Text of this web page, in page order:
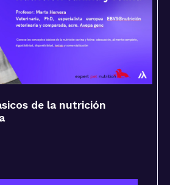
de la nutrición